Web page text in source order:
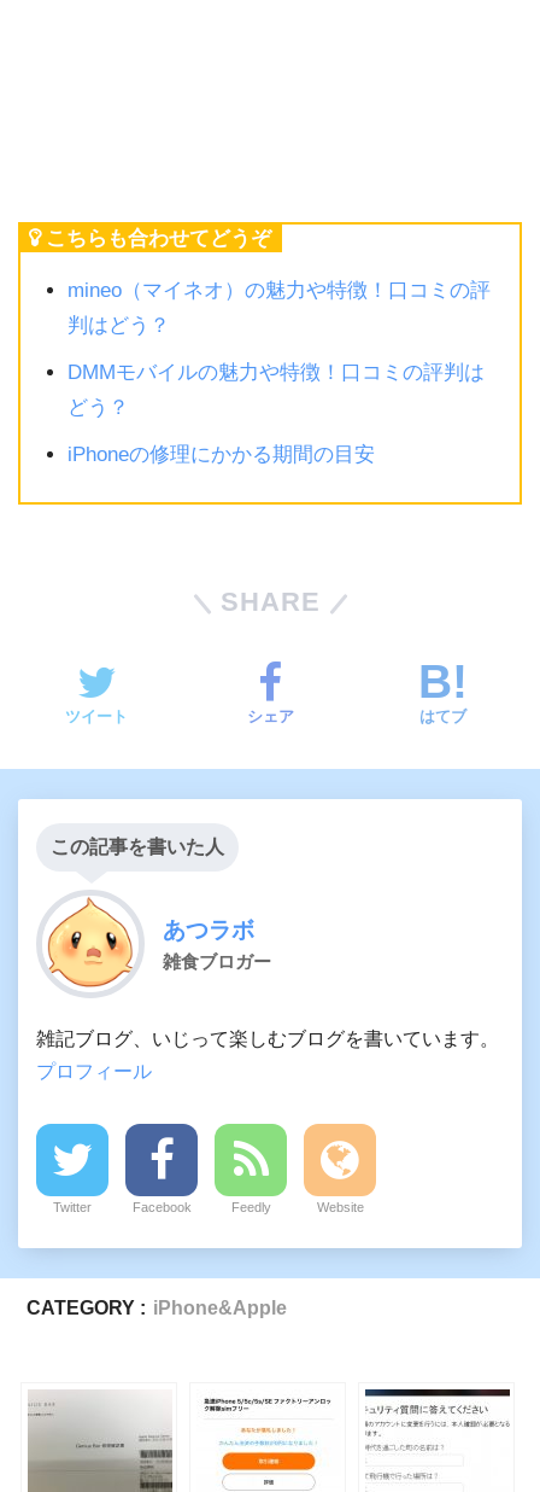
こちらも合わせてどうぞ
mineo（マイネオ）の魅力や特徴！口コミの評
判はどう？
DMMモバイルの魅力や特徴！口コミの評判は
どう？
iPhoneの修理にかかる期間の目安
SHARE
ツイート シェア はてブ
この記事を書いた人
あつラボ
雑食ブロガー
雑記ブログ、いじって楽しむブログを書いています。
プロフィール
Twitter Facebook Feedly Website
CATEGORY : iPhone&Apple